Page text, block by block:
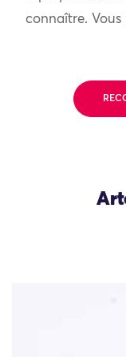
connaître. Vous